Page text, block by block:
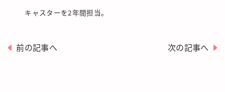
キャスターを2年間担当。
前の記事へ 次の記事へ